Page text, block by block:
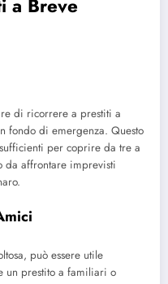
a Breve
di ricorrere a prestiti a
fondo di emergenza. Questo
per coprire da tre a
da affrontare imprevisti
può essere utile
un prestito a familiari o